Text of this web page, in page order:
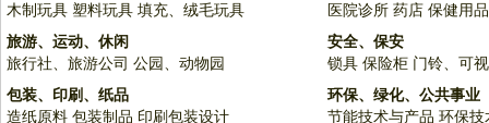
木制玩具 塑料玩具 填充、绒毛玩具
医院诊所 药店 保健用品
旅游、运动、休闲
旅行社、旅游公司 公园、动物园
安全、保安
锁具 保险柜 门铃、可
包装、印刷、纸品
造纸原料 包装制品 印刷包装设计
环保、绿化、公共事业
节能技术与产品 环保技